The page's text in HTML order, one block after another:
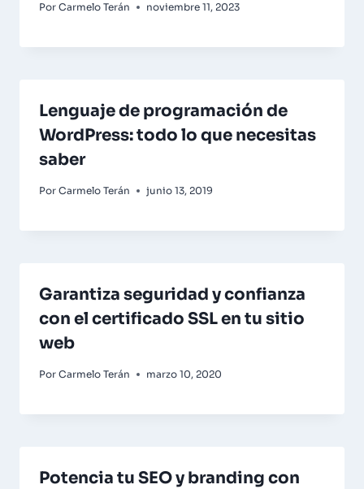
Por Carmelo Terán noviembre 11, 2023
Lenguaje de programación de
WordPress: todo lo que necesitas
saber
Por Carmelo Terán junio 13, 2019
Garantiza seguridad y confianza
con el certificado SSL en tu sitio
web
Por Carmelo Terán marzo 10, 2020
Potencia tu SEO y branding con